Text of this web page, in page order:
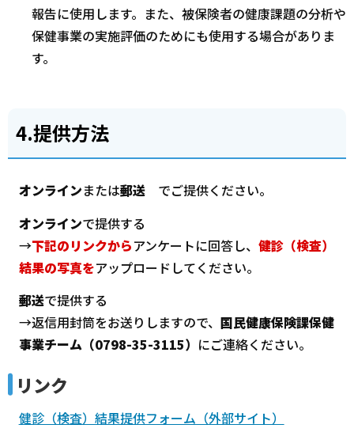
報告に使用します。また、被保険者の健康課題の分析や
保健事業の実施評価のためにも使用する場合がありま
す。
4.提供方法
オンラインまたは郵送でご提供ください。
オンラインで提供する
→下記のリンクからアンケートに回答し、 健診（検査）
結果の写真をアップロードしてください。
郵送で提供する
→返信用封筒をお送りしますので、 国民健康保険課保健
事業チーム（0798-35-3115） にご連絡ください。
リンク
健診（検査）結果提供フォーム（外部サイト）